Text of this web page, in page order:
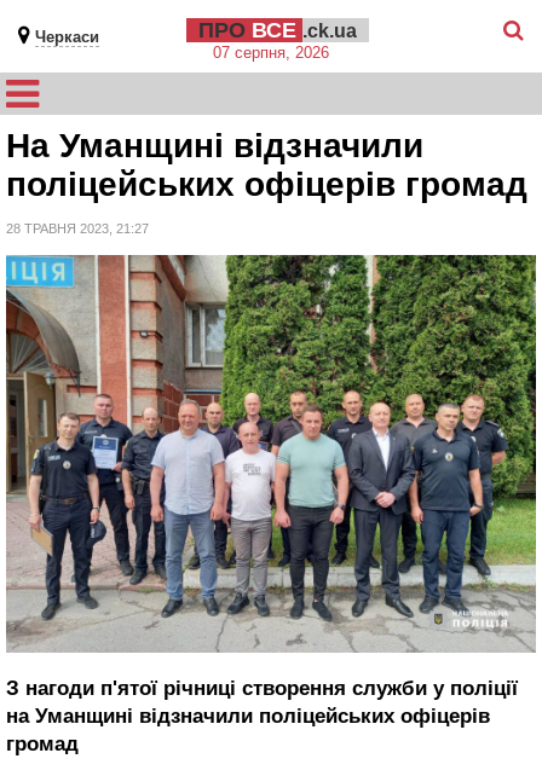
Черкаси ПРО ВСЕ .ck.ua
07 серпня, 2026
На Уманщині відзначили
поліцейських офіцерів громад
28 ТРАВНЯ 2023, 21:27
З нагоди п'ятої річниці створення служби у поліції
на Уманщині відзначили поліцейських офіцерів
громад